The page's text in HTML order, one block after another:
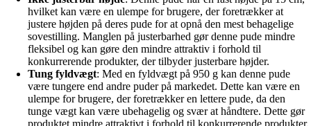
hvilket kan være en ulempe for brugere, der foretrækker at
justere højden på deres pude for at opnå den mest behagelige
sovestilling. Manglen på justerbarhed gør denne pude mindre
fleksibel og kan gøre den mindre attraktiv i forhold til
konkurrerende produkter, der tilbyder justerbare højder.
Tung fyldvægt: Med en fyldvægt på 950 g kan denne pude
være tungere end andre puder på markedet. Dette kan være en
ulempe for brugere, der foretrækker en lettere pude, da den
tunge vægt kan være ubehagelig og svær at håndtere. Dette gør